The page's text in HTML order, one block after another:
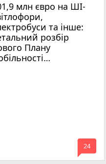
млн євро на ШІ-
та інше:
розбір
Плану
mode_comment
24